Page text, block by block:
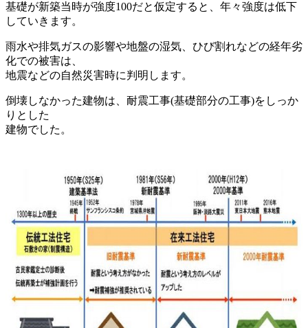
基礎が新築当時が強度100だと仮定すると、年々強度は低下
していきます。
雨水や排気ガスの影響や地盤の湿気、ひび割れなどの経年劣
化での被害は、
地震などの自然災害時に判明します。
倒壊しなかった建物は、耐震工事(基礎部分の工事)をしっか
りとした
建物でした。